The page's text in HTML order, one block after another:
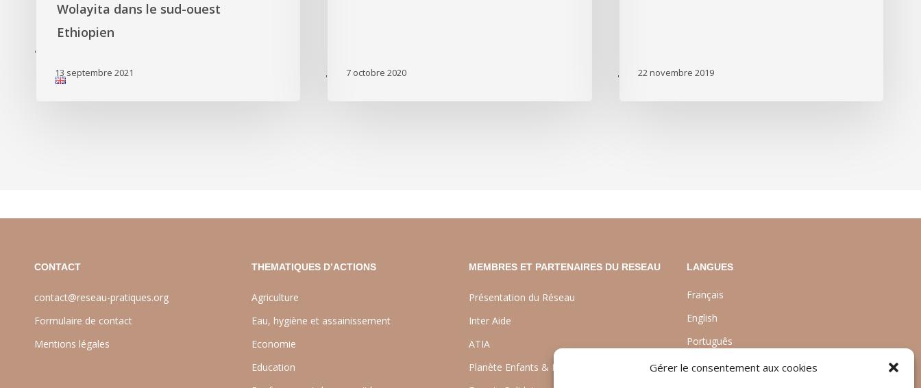
Gérer le consentement aux cookies
'
Wolayita dans le sud-ouest
Ethiopien
13 septembre 2021 ' 7 octobre 2020 ' 22 novembre 2019
CONTACT
contact@reseau-pratiques.org
Formulaire de contact
Mentions légales
THEMATIQUES D’ACTIONS
Agriculture
Eau, hygiène et assainissement
Economie
Education
MEMBRES ET PARTENAIRES DU RESEAU
Présentation du Réseau
Inter Aide
ATIA
Planète Enfants & Développement
LANGUES
Français
English
Português